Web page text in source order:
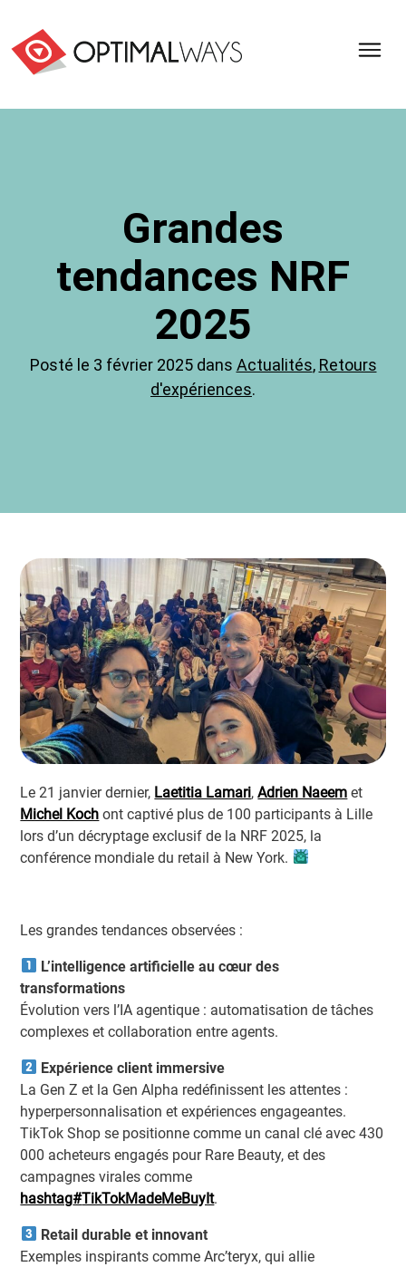
Ways,
l'ecommerce
Grandes
tendances NRF
2025
Posté le 3 février 2025 dans Actualités, Retours
d'expériences.
Le 21 janvier dernier, Laetitia Lamari,Adrien Naeem et
Michel Koch ont captivé plus de 100 participants à Lille
lors d’un décryptage exclusif de la NRF 2025, la
conférence mondiale du retail à New York.
Les grandes tendances observées :
L’intelligence artificielle au cœur des
transformations
Évolution vers l’IA agentique : automatisation de tâches
complexes et collaboration entre agents.
Expérience client immersive
La Gen Z et la Gen Alpha redéfinissent les attentes :
hyperpersonnalisation et expériences engageantes.
TikTok Shop se positionne comme un canal clé avec 430
000 acheteurs engagés pour Rare Beauty, et des
campagnes virales comme
hashtag#TikTokMadeMeBuyIt.
Retail durable et innovant
Exemples inspirants comme Arc’teryx, qui allie